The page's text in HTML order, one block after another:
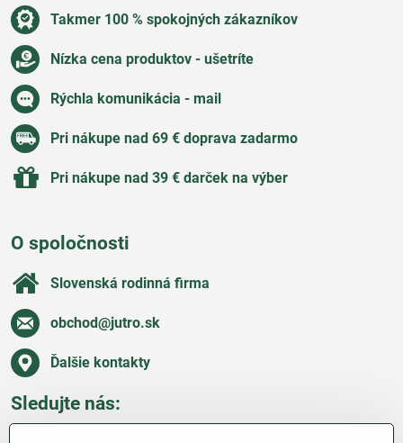
Takmer 100 % spokojných zákazníkov
Nízka cena produktov - ušetríte
Rýchla komunikácia - mail
Pri nákupe nad 69 € doprava zadarmo
Pri nákupe nad 39 € darček na výber
O spoločnosti
Slovenská rodinná firma
obchod​@jutro​.sk
Ďalšie kontakty
Sledujte nás: